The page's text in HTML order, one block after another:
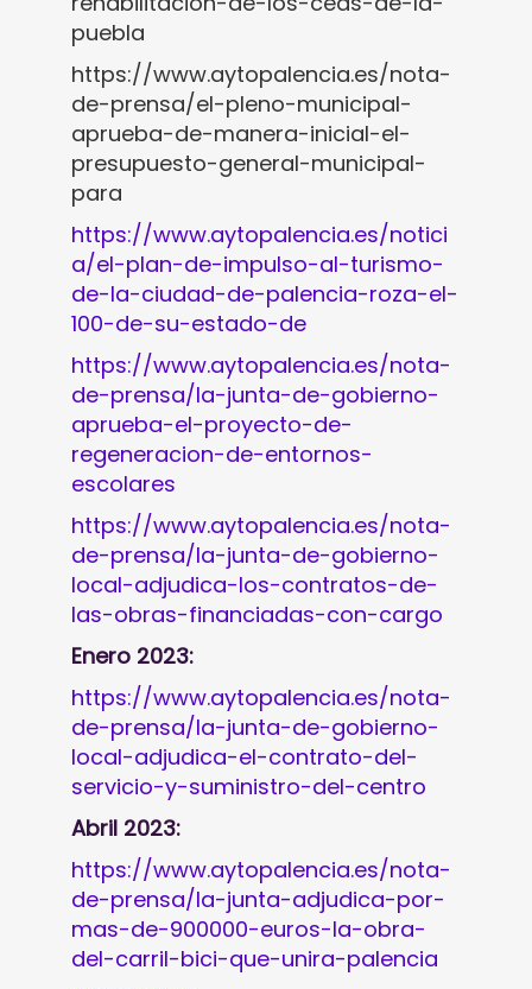
puebla
https://www.aytopalencia.es/nota-
de-prensa/el-pleno-municipal-
aprueba-de-manera-inicial-el-
presupuesto-general-municipal-
para
https://www.aytopalencia.es/notici
a/el-plan-de-impulso-al-turismo-
de-la-ciudad-de-palencia-roza-el-
100-de-su-estado-de
https://www.aytopalencia.es/nota-
de-prensa/la-junta-de-gobierno-
aprueba-el-proyecto-de-
regeneracion-de-entornos-
escolares
https://www.aytopalencia.es/nota-
de-prensa/la-junta-de-gobierno-
local-adjudica-los-contratos-de-
las-obras-financiadas-con-cargo
Enero 2023:
https://www.aytopalencia.es/nota-
de-prensa/la-junta-de-gobierno-
local-adjudica-el-contrato-del-
servicio-y-suministro-del-centro
Abril 2023:
https://www.aytopalencia.es/nota-
de-prensa/la-junta-adjudica-por-
mas-de-900000-euros-la-obra-
del-carril-bici-que-unira-palencia